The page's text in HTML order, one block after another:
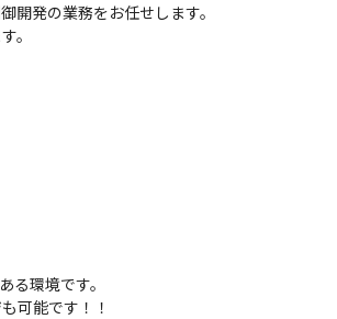
開発の業務をお任せします。
。
環境です。
可能です！！